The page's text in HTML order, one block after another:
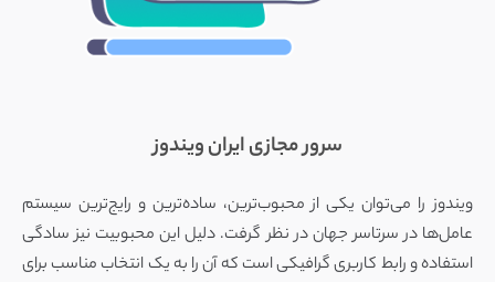
سرور مجازی ایران ویندوز
ویندوز را می‌توان یکی از محبوب‌ترین، ساده‌ترین و رایج‌ترین سیستم
عامل‌ها در سرتاسر جهان در نظر گرفت. دلیل این محبوبیت نیز سادگی
استفاده و رابط کاربری گرافیکی است که آن را به یک انتخاب مناسب برای